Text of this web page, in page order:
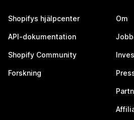
Shopifys hjälpcenter
API-dokumentation
Shopify Community
Forskning
Om